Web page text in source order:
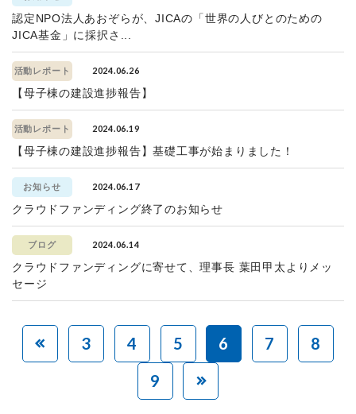
認定NPO法人あおぞらが、JICAの「世界の人びとのための
JICA基金」に採択さ...
活動レポート 2024.06.26
【母子棟の建設進捗報告】
活動レポート 2024.06.19
【母子棟の建設進捗報告】基礎工事が始まりました！
お知らせ 2024.06.17
クラウドファンディング終了のお知らせ
ブログ 2024.06.14
クラウドファンディングに寄せて、理事長 葉田甲太よりメッ
セージ
3 4 5 6 7
8
9